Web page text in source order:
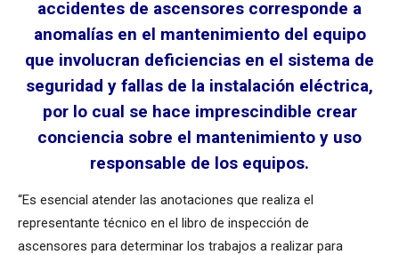
accidentes de ascensores corresponde a
anomalías en el mantenimiento del equipo
que involucran deficiencias en el sistema de
seguridad y fallas de la instalación eléctrica,
por lo cual se hace imprescindible crear
conciencia sobre el mantenimiento y uso
responsable de los equipos.
“​Es esencial atender las anotaciones que realiza el
representante técnico en el libro de inspección de
ascensores para determinar los trabajos a realizar para